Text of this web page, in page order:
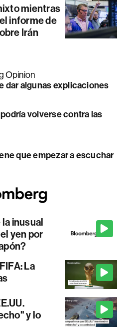
mientras
informe de
Irán
Opinion
dar algunas explicaciones
volverse contra las
que empezar a escuchar
inusual
yen por
La
y lo